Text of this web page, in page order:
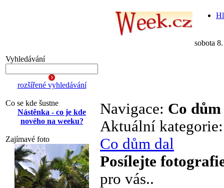
sobota
Vyhledávání
rozšířené vyhledávání
Co se kde šustne
Nástěnka - co je kde
nového na weeku?
Zajímavé foto
Navigace: Co
Aktuální
Co dům dal
Posílejte
pro vás..